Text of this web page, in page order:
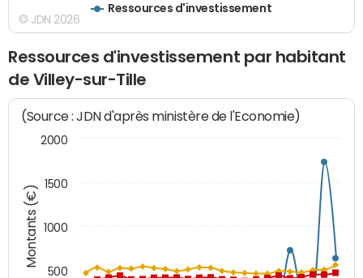
Ressources d'investissement
© JDN 2026
Ressources d'investissement par habitant
de Villey-sur-Tille
Montants (€)
(Source : JDN d'après ministère de l'Economie)
500
1000
1500
2000